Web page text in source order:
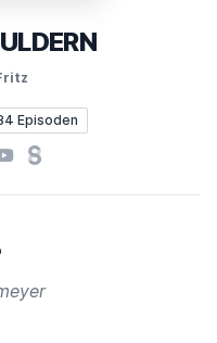
Episoden
Steady